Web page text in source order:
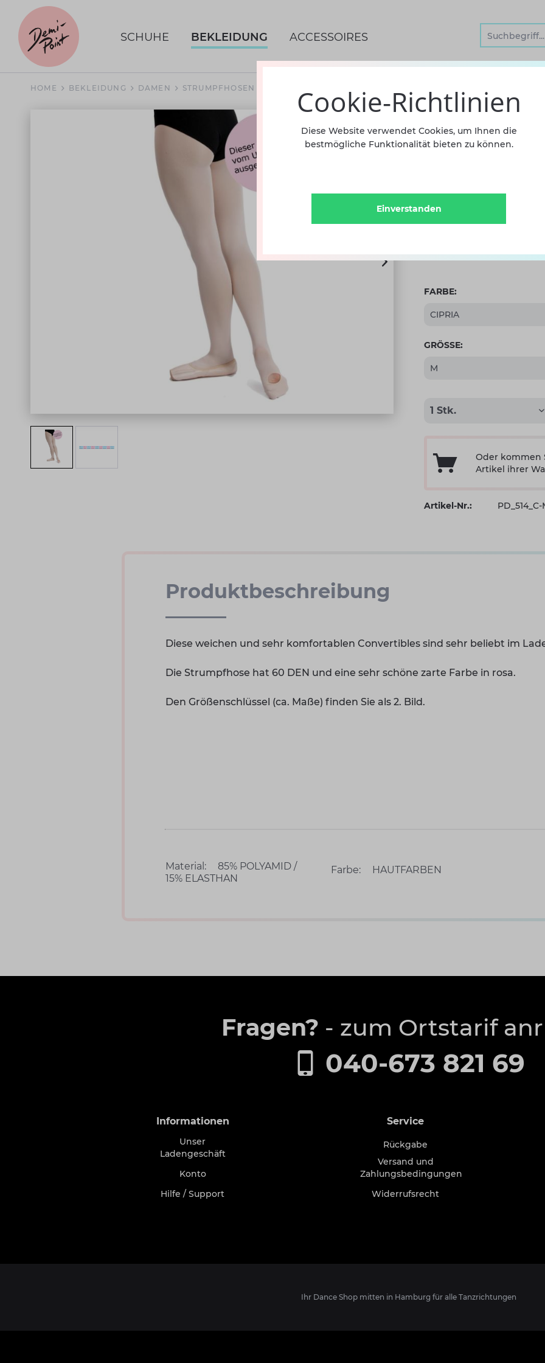
SCHUHE BEKLEIDUNG ACCESSOIRES
HOME BEKLEIDUNG DAMEN STRUMPFHOSEN
11,90 €
Oups! Bin leider nicht
FARBE:
GRÖSSE:
Oder kommen
Artikel ihrer
Artikel-Nr.:
Produktbeschreibung
Diese weichen und sehr komfortablen Convertibles sind sehr beliebt im
Die Strumpfhose hat 60 DEN und eine sehr schöne zarte Farbe in rosa.
Den Größenschlüssel (ca. Maße) finden Sie als 2. Bild.
Material:
85% POLYAMID /
15% ELASTHAN
Farbe: HAUTFARBEN
Fragen? - zum Ortstarif
040-673 821 69
Informationen
Unser
Ladengeschäft
Konto
Hilfe / Support
Service
Rückgabe
Versand und
Zahlungsbedingungen
Widerrufsrecht
Ihr Dance Shop mitten in Hamburg für alle Tanzrichtungen
Cookie-Richtlinien
Diese Website verwendet Cookies, um Ihnen die
bestmögliche Funktionalität bieten zu können.
Einverstanden